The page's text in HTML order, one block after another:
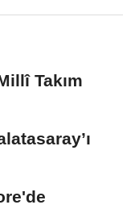
Takım